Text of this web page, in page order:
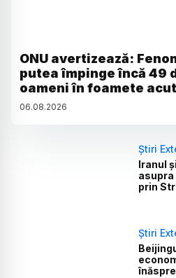
ONU avertizează:
putea împinge încă 49
oameni în foamete
06.08.2026
Știri
Iranul
asupra
prin
Știri